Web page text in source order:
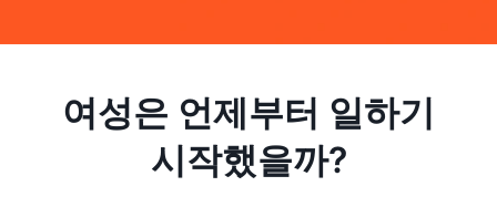
여성은 언제부터 일하기
시작했을까?